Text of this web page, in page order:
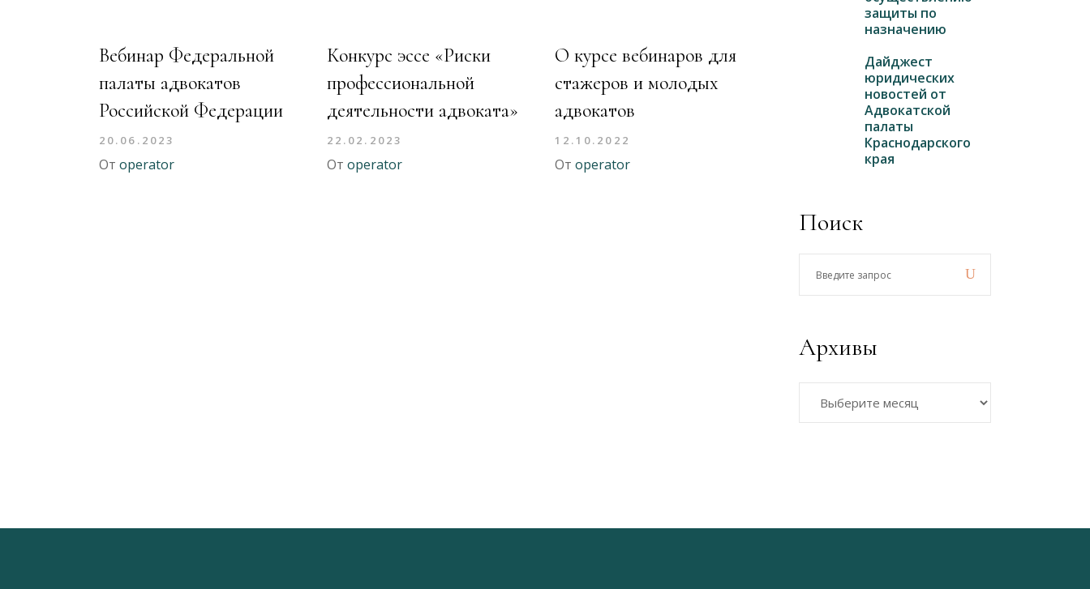
Вебинар Федеральной
палаты адвокатов
Российской Федерации
20.06.2023
От operator
Конкурс эссе «Риски
профессиональной
деятельности адвоката»
22.02.2023
От operator
О курсе вебинаров для
стажеров и молодых
адвокатов
12.10.2022
От operator
защиты по
назначению
Дайджест
юридических
новостей от
Адвокатской
палаты
Краснодарского
края
Поиск
Архивы